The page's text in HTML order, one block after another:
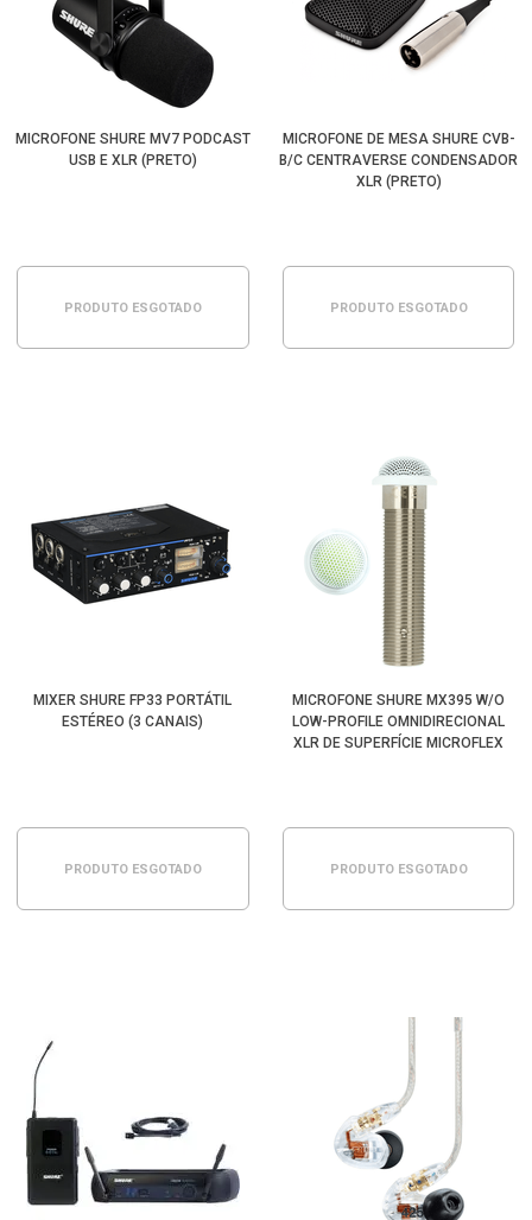
MICROFONE SHURE MV7 PODCAST
USB E XLR (PRETO)
PRODUTO ESGOTADO
MICROFONE DE MESA SHURE CVB-
B/C CENTRAVERSE CONDENSADOR
XLR (PRETO)
PRODUTO ESGOTADO
MIXER SHURE FP33 PORTÁTIL
ESTÉREO (3 CANAIS)
PRODUTO ESGOTADO
MICROFONE SHURE MX395 W/O
LOW-PROFILE OMNIDIRECIONAL
XLR DE SUPERFÍCIE MICROFLEX
PRODUTO ESGOTADO